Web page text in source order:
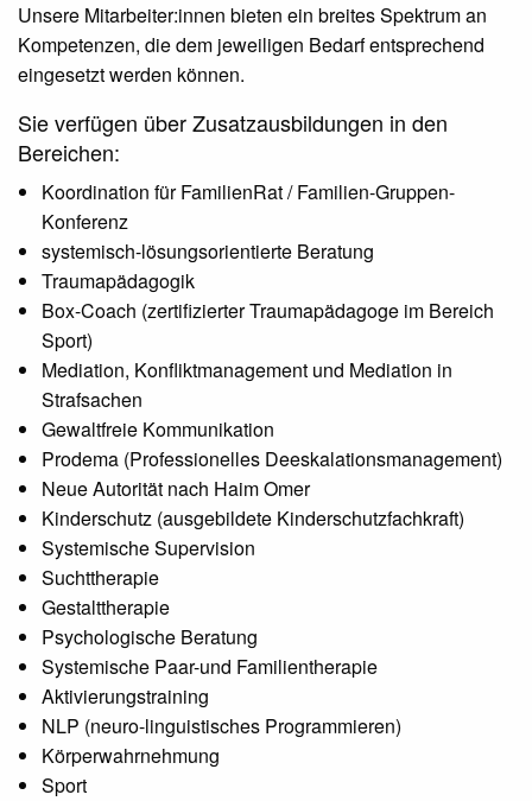
Unsere Mitarbeiter:innen bieten ein breites Spektrum an
Kompetenzen, die dem jeweiligen Bedarf entsprechend
eingesetzt werden können.
Sie verfügen über Zusatzausbildungen in den
Bereichen:
Koordination für FamilienRat / Familien-Gruppen-
Konferenz
systemisch-lösungsorientierte Beratung
Traumapädagogik
Box-Coach (zertifizierter Traumapädagoge im Bereich
Sport)
Mediation, Konfliktmanagement und Mediation in
Strafsachen
Gewaltfreie Kommunikation
Prodema (Professionelles Deeskalationsmanagement)
Neue Autorität nach Haim Omer
Kinderschutz (ausgebildete Kinderschutzfachkraft)
Systemische Supervision
Suchttherapie
Gestalttherapie
Psychologische Beratung
Systemische Paar-und Familientherapie
Aktivierungstraining
NLP (neuro-linguistisches Programmieren)
Körperwahrnehmung
Sport